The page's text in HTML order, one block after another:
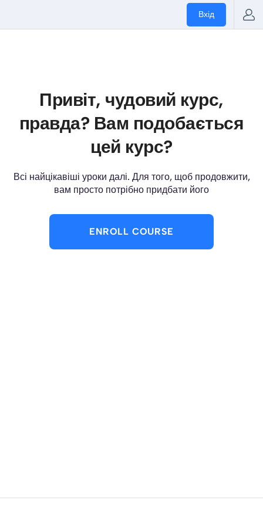
Вхід
Привіт, чудовий курс,
правда? Вам подобається
цей курс?
Всі найцікавіші уроки далі. Для того, щоб продовжити,
вам просто потрібно придбати його
ENROLL COURSE